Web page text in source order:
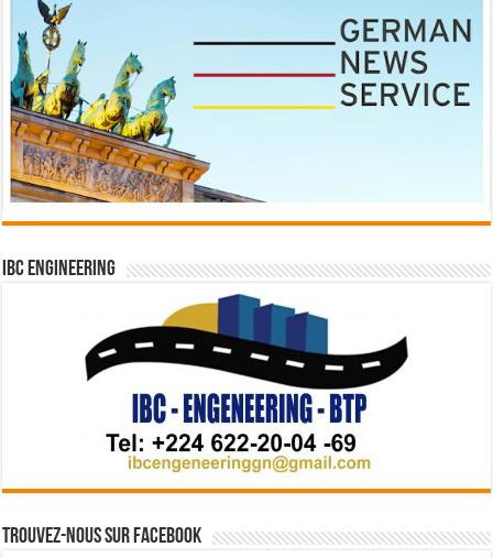
IBC Engineering
Trouvez-nous sur Facebook